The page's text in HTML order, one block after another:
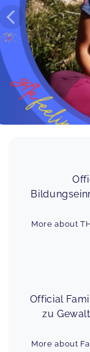
More about
Official
zu
More about